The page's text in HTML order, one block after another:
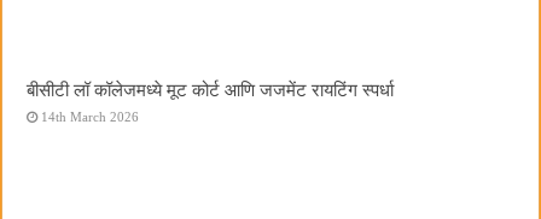
बीसीटी लॉ कॉलेजमध्ये मूट कोर्ट आणि जजमेंट रायटिंग स्पर्धा
14th March 2026